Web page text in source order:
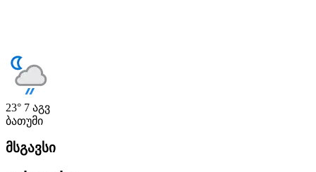
23° 7 აგვ
ბათუმი
მსგავსი